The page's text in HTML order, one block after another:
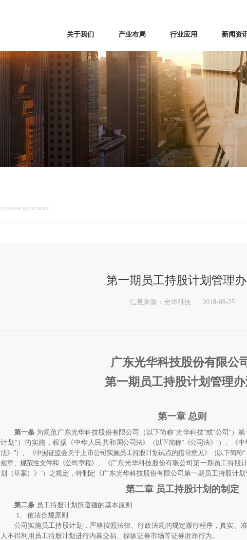
关于我们 产业布局 行业应用 新闻资
corporate governance
第一期员工持股计划管理
信息来源：光华科技 2018-08-25
广东光华科技股份有限公
第一期员工持股计划管理
第一章 总则
第一条 为规范广东光华科技股份有限公司（以下简称“光华科技”或“公司”）
计划” ）的实施，根据《中华人民共和 国公司法》（以下简称“《公司法》 ”）、《中
法》 ”）、《中国证监会关于上市公司实施员工持股计划试点的指导意见》（以下简称“
规章、规范性文件和《公司章程》、
《广东光华科技股份有限公司第一期员工持股
划（草案）》 ”）之规定，特制定《广东光华科技股份有限公司第一期员工持股计划
第二章 员工持股计划的制定
第二条 员工持股计划所遵循的基本原则
1、 依法合规原则
公司实施员工持股计划，严格按照法律、行政法规的规定履行程序，真实、
人不得利用员工持股计划进行内幕交易、操纵证券市场等证券欺诈行为。